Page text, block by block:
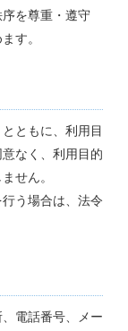
を尊重・遵守
す。
ともに、利用目
なく、利用目的
せん。
う場合は、法令
電話番号、メー